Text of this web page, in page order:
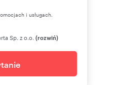
i usługach.
Sp. z o.o. (rozwiń)